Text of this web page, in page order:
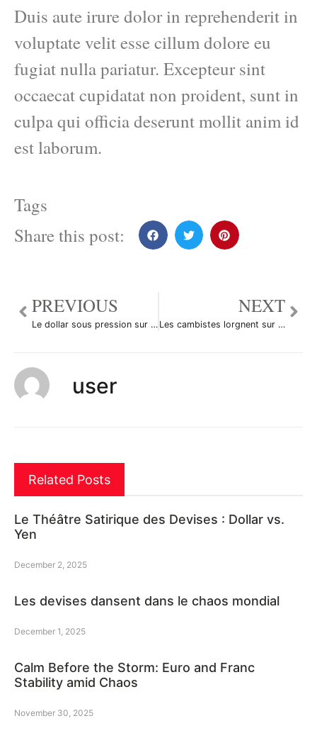
Duis aute irure dolor in reprehenderit in
voluptate velit esse cillum dolore eu
fugiat nulla pariatur. Excepteur sint
occaecat cupidatat non proident, sunt in
culpa qui officia deserunt mollit anim id
est laborum.
Tags
Share this post:
PREVIOUS
Le dollar sous pression sur le marché
NEXT
Les cambistes lorgnent sur le dollar
user
Related Posts
Le Théâtre Satirique des Devises : Dollar vs.
Yen
December 2, 2025
Les devises dansent dans le chaos mondial
December 1, 2025
Calm Before the Storm: Euro and Franc
Stability amid Chaos
November 30, 2025